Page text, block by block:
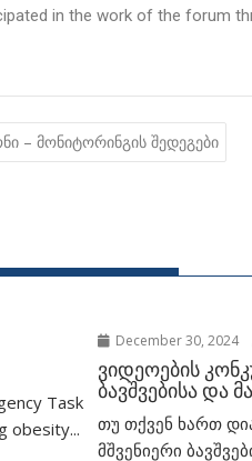
in the work of the forum
– მონიტორინგის შედეგები
Task
obesity...
December 30, 2024
ვიდეოების
ბავშვებისა და
თუ თქვენ ხართ
მშვენიერი